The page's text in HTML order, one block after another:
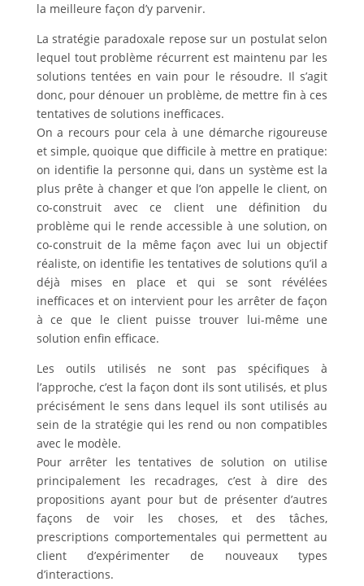
la meilleure façon d’y parvenir.
La stratégie paradoxale repose sur un postulat selon
lequel tout problème récurrent est maintenu par les
solutions tentées en vain pour le résoudre. Il s’agit
donc, pour dénouer un problème, de mettre fin à ces
tentatives de solutions inefficaces.
On a recours pour cela à une démarche rigoureuse
et simple, quoique que difficile à mettre en pratique:
on identifie la personne qui, dans un système est la
plus prête à changer et que l’on appelle le client, on
co-construit avec ce client une définition du
problème qui le rende accessible à une solution, on
co-construit de la même façon avec lui un objectif
réaliste, on identifie les tentatives de solutions qu’il a
déjà mises en place et qui se sont révélées
inefficaces et on intervient pour les arrêter de façon
à ce que le client puisse trouver lui-même une
solution enfin efficace.
Les outils utilisés ne sont pas spécifiques à
l’approche, c’est la façon dont ils sont utilisés, et plus
précisément le sens dans lequel ils sont utilisés au
sein de la stratégie qui les rend ou non compatibles
avec le modèle.
Pour arrêter les tentatives de solution on utilise
principalement les recadrages, c’est à dire des
propositions ayant pour but de présenter d’autres
façons de voir les choses, et des tâches,
prescriptions comportementales qui permettent au
client d’expérimenter de nouveaux types
d’interactions.